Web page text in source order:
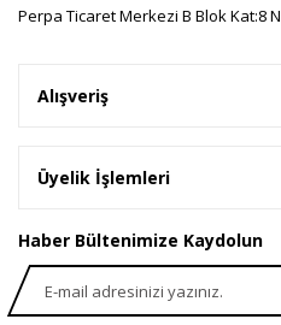
Perpa Ticaret Merkezi B Blok Kat:8
Alışveriş
Üyelik İşlemleri
Haber Bültenimize Kaydolun